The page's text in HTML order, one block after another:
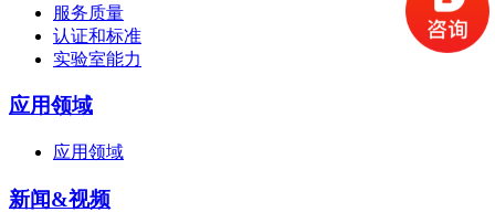
服务质量
认证和标准
实验室能力
应用领域
应用领域
新闻&视频